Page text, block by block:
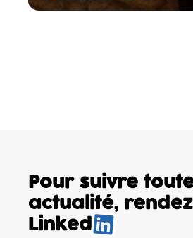
Pour suivre
actualité,
Linked